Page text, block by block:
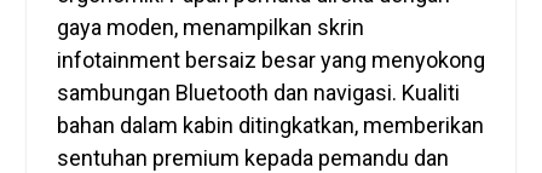
gaya moden, menampilkan skrin
infotainment bersaiz besar yang menyokong
sambungan Bluetooth dan navigasi. Kualiti
bahan dalam kabin ditingkatkan, memberikan
sentuhan premium kepada pemandu dan